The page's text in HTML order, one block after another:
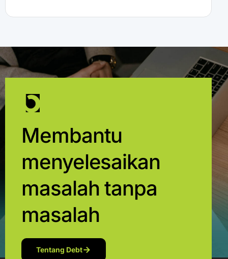
Membantu
menyelesaikan
masalah tanpa
masalah
Tentang Debt